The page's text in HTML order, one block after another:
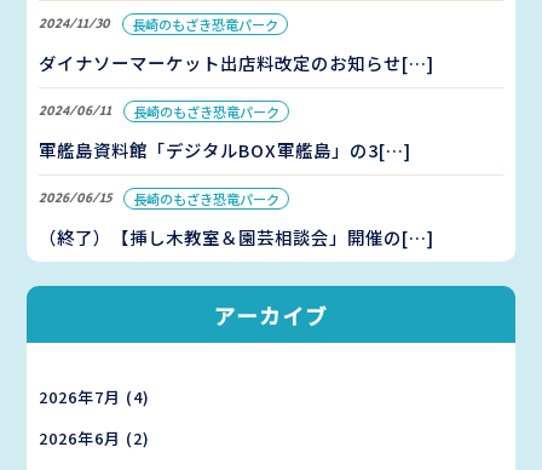
2024/11/30 長崎のもざき恐竜パーク
ダイナソーマーケット出店料改定のお知らせ[…]
2024/06/11 長崎のもざき恐竜パーク
軍艦島資料館「デジタルBOX軍艦島」の3[…]
2026/06/15 長崎のもざき恐竜パーク
（終了）【挿し木教室＆園芸相談会」開催の[…]
アーカイブ
2026年7月 (4)
2026年6月 (2)